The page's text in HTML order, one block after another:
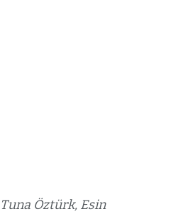
Öztürk, Esin